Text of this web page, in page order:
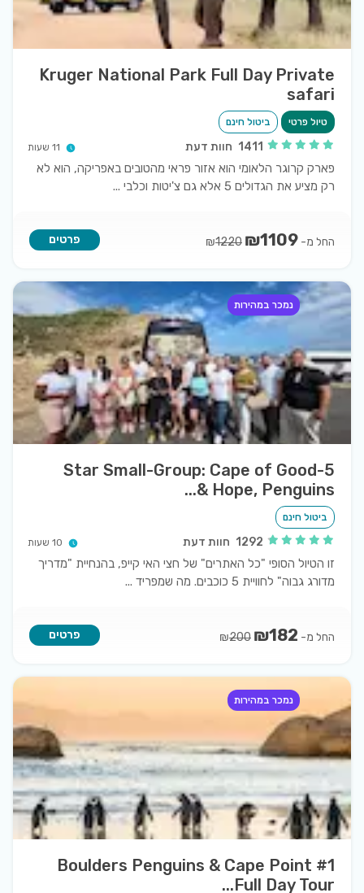
Kruger National Park Full Day Private
safari
טיול פרטי ביטול חינם
1411 חוות דעת 11 שעות
פארק קרוגר הלאומי הוא אזור פראי מהטובים באפריקה, הוא לא
רק מציע את הגדולים 5 אלא גם צ'יטות וכלבי
...
החל מ- ₪1109
1220 פרטים
נמכר במהירות
5-Star Small-Group: Cape of Good
Hope, Penguins &...
ביטול חינם
1292 חוות דעת 10 שעות
זו הטיול הסופי "כל האתרים" של חצי האי קייפ, בהנחיית "מדריך
מדורג גבוה" לחוויית 5 כוכבים. מה שמפריד
...
החל מ- ₪182
200 פרטים
נמכר במהירות
#1 Boulders Penguins & Cape Point
Full Day Tour...